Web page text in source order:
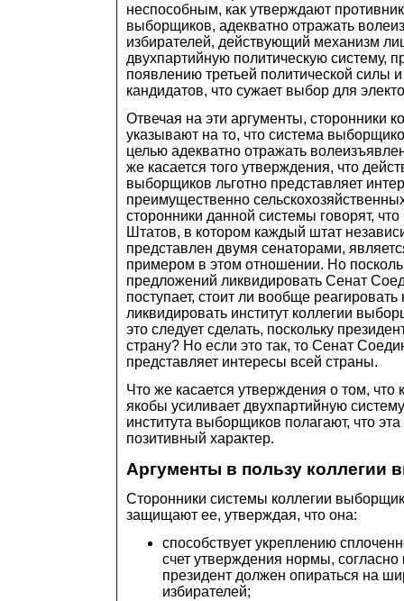
неспособным, как утверждают
выборщиков, адекватно отражать
избирателей, действующий механизм
двухпартийную политическую систему,
появлению третьей политической силы
кандидатов, что сужает выбор для
Отвечая на эти аргументы, сторонники
указывают на то, что система
целью адекватно отражать
же касается того утверждения, что
выборщиков льготно представляет
преимущественно
сторонники данной системы говорят,
Штатов, в котором каждый штат
представлен двумя сенаторами,
примером в этом отношении. Но
предложений ликвидировать Сенат
поступает, стоит ли вообще
ликвидировать институт коллегии
это следует сделать, поскольку
страну? Но если это так, то Сенат
представляет интересы всей страны.
Что же касается утверждения о том,
якобы усиливает двухпартийную
института выборщиков полагают, что
позитивный характер.
Аргументы в пользу коллегии
Сторонники системы коллегии
защищают ее, утверждая, что она:
способствует укреплению
счет утверждения нормы,
президент должен опираться на
избирателей;